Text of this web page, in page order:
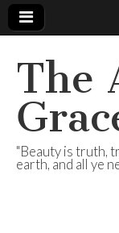
The
"Beauty is truth,
earth, and all ye